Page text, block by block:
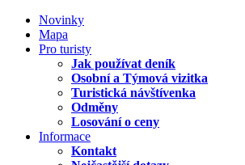
Novinky
Mapa
Pro turisty
Jak používat deník
Osobní a Týmová vizitka
Turistická návštívenka
Odměny
Losování o ceny
Informace
Kontakt